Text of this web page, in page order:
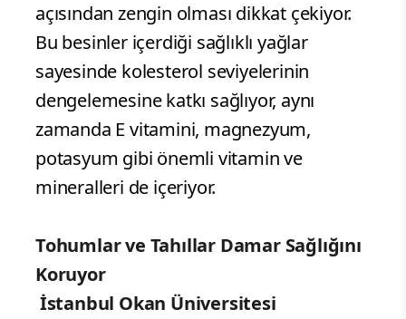
açısından zengin olması dikkat çekiyor.
Bu besinler içerdiği sağlıklı yağlar
sayesinde kolesterol seviyelerinin
dengelemesine katkı sağlıyor, aynı
zamanda E vitamini, magnezyum,
potasyum gibi önemli vitamin ve
mineralleri de içeriyor.
Tohumlar ve Tahıllar Damar Sağlığını
Koruyor
İstanbul Okan Üniversitesi